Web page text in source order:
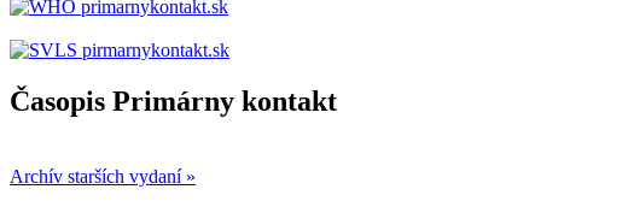
Časopis Primárny kontakt
Archív starších vydaní »